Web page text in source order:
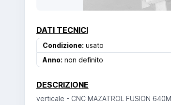
DATI TECNICI
Condizione: usato
Anno: non definito
DESCRIZIONE
verticale - CNC MAZATROL FUSION